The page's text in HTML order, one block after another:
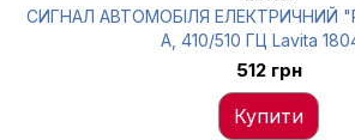
СИГНАЛ АВТОМОБІЛЯ ЕЛЕКТРИЧНИЙ
А, 410/510 ГЦ Lavita
512 грн
Купити